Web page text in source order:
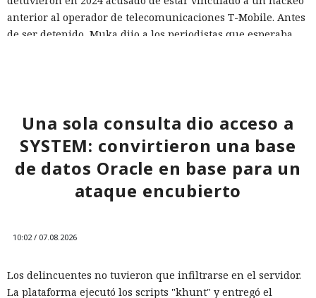
anterior al operador de telecomunicaciones T-Mobile. Antes
de ser detenido, Muka dijo a los periodistas que esperaba
vigilar la actividad de las cuentas por accesos desde
dispositivos desconocidos.
Una sola consulta dio acceso a
SYSTEM: convirtieron una base
de datos Oracle en base para un
ataque encubierto
10:02 / 07.08.2026
Los delincuentes no tuvieron que infiltrarse en el servidor.
La plataforma ejecutó los scripts "khunt" y entregó el